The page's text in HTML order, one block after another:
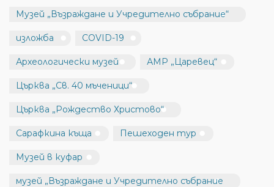
Музей „Възраждане и Учредително събрание“
изложба COVID-19
Археологически музей АМР „Царевец“
Църква „Св. 40 мъченици“
Църква „Рождество Христово“
Сарафкина къща Пешеходен тур
Музей в куфар
музей „Възраждане и Учредително събрание